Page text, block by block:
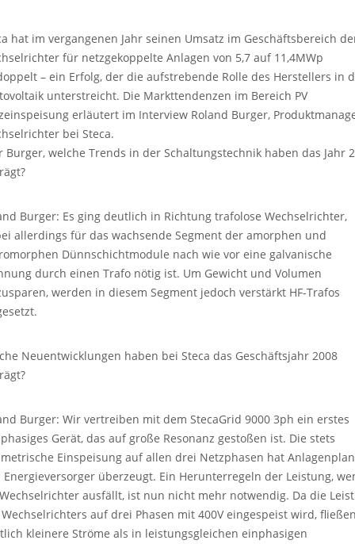
hat im vergangenen Jahr seinen Umsatz im Geschäftsbereich
für netzgekoppelte Anlagen von 5,7 auf 11,4MWp
– ein Erfolg, der die aufstrebende Rolle des Herstellers in
unterstreicht. Die Markttendenzen im Bereich PV
erläutert im Interview Roland Burger,
bei Steca.
Burger, welche Trends in der Schaltungstechnik haben das Jahr
Burger: Es ging deutlich in Richtung trafolose Wechselrichter,
allerdings für das wachsende Segment der amorphen und
Dünnschichtmodule nach wie vor eine galvanische
durch einen Trafo nötig ist. Um Gewicht und Volumen
werden in diesem Segment jedoch verstärkt HF-Trafos
Neuentwicklungen haben bei Steca das Geschäftsjahr 2008
Burger: Wir vertreiben mit dem StecaGrid 9000 3ph ein erstes
Gerät, das auf große Resonanz gestoßen ist. Die stets
Einspeisung auf allen drei Netzphasen hat
Energieversorger überzeugt. Ein Herunterregeln der Leistung,
ausfällt, ist nun nicht mehr notwendig. Da die
auf drei Phasen mit 400V eingespeist wird,
kleinere Ströme als in leistungsgleichen einphasigen